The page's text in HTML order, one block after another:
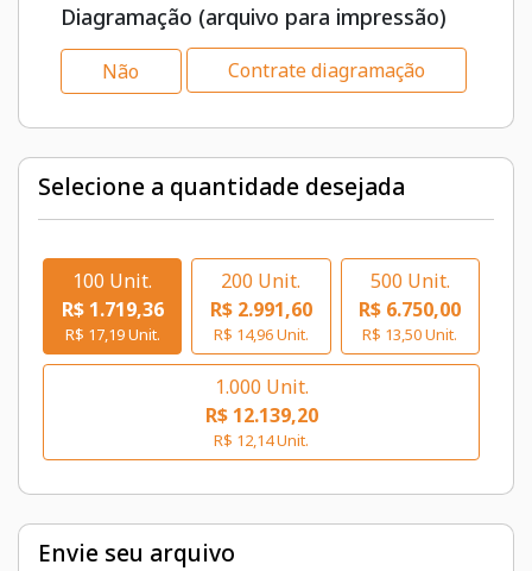
Diagramação (arquivo para impressão)
Não Contrate diagramação
Selecione a quantidade desejada
100 Unit.
R$ 1.719,36
R$ 17,19 Unit.
200 Unit.
R$ 2.991,60
R$ 14,96 Unit.
500 Unit.
R$ 6.750,00
R$ 13,50 Unit.
1.000 Unit.
R$ 12.139,20
R$ 12,14 Unit.
Envie seu arquivo